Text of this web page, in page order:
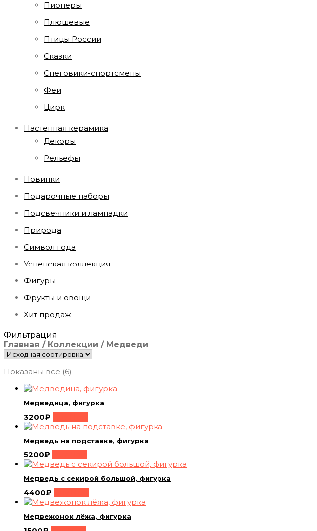
Пионеры
Плюшевые
Птицы России
Сказки
Снеговики-спортсмены
Феи
Цирк
Настенная керамика
Декоры
Рельефы
Новинки
Подарочные наборы
Подсвечники и лампадки
Природа
Символ года
Успенская коллекция
Фигуры
Фрукты и овощи
Хит продаж
Фильтрация
Главная / Коллекции /Медведи
Показаны все (6)
Медведица, фигурка
3200₽
Медведь на подставке, фигурка
5200₽
Медведь с секирой большой, фигурка
4400₽
Медвежонок лёжа, фигурка